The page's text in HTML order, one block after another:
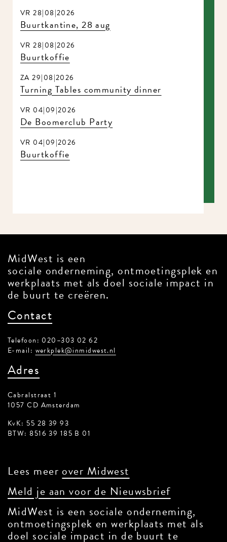
VR 28|08|2026
Buurtkantine, 28 aug
VR 28|08|2026
Buurtkoffie
ZA 29|08|2026
Turning Tables community dinner
VR 04|09|2026
De Boomerclub Party
VR 04|09|2026
Buurtkoffie
MidWest is een
sociale onderneming, ontmoetingsplek en
werkplaats met als doel sociale impact in
de buurt te creëren.
Contact
Telefoon: 020–303 02 62
E-mail: werkplek@inmidwest.nl
Adres
Cabralstraat 1
1057 CD Amsterdam
KvK: 55 28 39 93
BTW: 8516 39 185 B 01
Lees meer over Midwest
Meld je aan voor de Nieuwsbrief
MidWest is een sociale onderneming,
ontmoetingsplek en werkplaats met als
doel sociale impact in de buurt te